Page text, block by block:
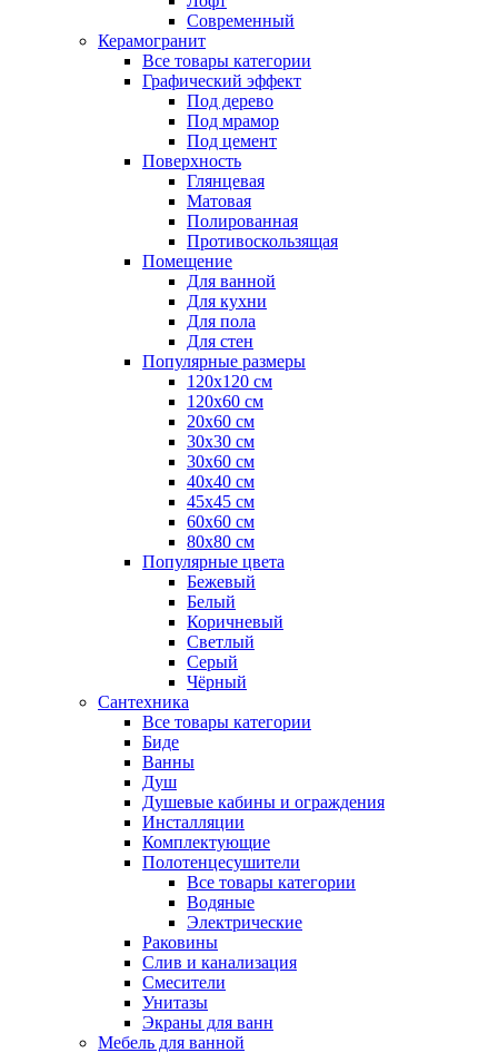
Современный
Керамогранит
Все товары категории
Графический эффект
Под дерево
Под мрамор
Под цемент
Поверхность
Глянцевая
Матовая
Полированная
Противоскользящая
Помещение
Для ванной
Для кухни
Для пола
Для стен
Популярные размеры
120x120 см
120x60 см
20x60 см
30x30 см
30x60 см
40x40 см
45x45 см
60x60 см
80x80 см
Популярные цвета
Бежевый
Белый
Коричневый
Светлый
Серый
Чёрный
Сантехника
Все товары категории
Биде
Ванны
Душ
Душевые кабины и ограждения
Инсталляции
Комплектующие
Полотенцесушители
Все товары категории
Водяные
Электрические
Раковины
Слив и канализация
Смесители
Унитазы
Экраны для ванн
Мебель для ванной